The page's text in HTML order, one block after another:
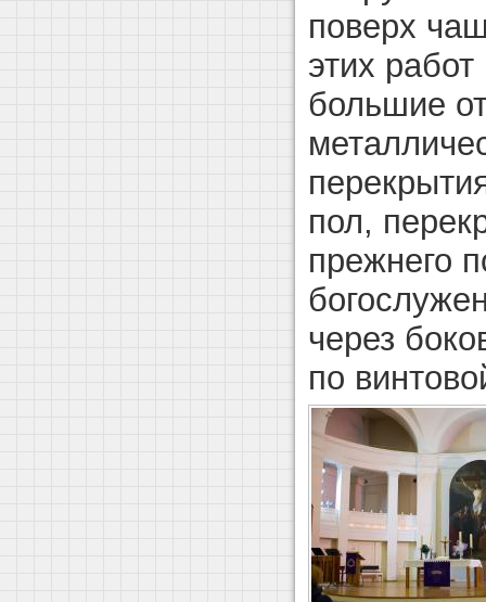
поверх
этих
большие
пол,
прежнего
через
по